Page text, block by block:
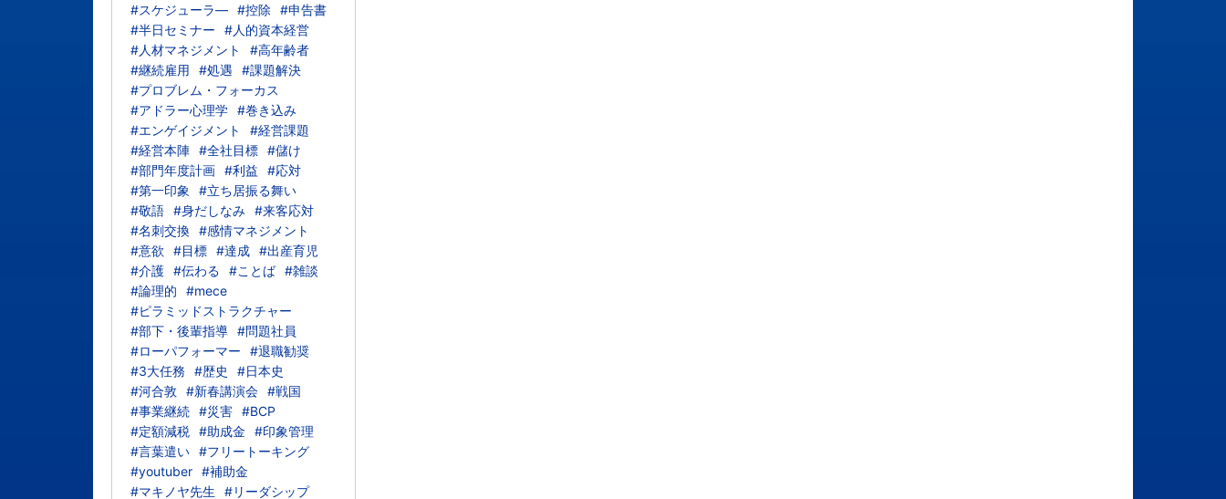
#スケジューラ― #控除
#申告書
#半日セミナー
#人的資本経営
#人材マネジメント
#高年齢者
#継続雇用
#処遇
#課題解決
#プロブレム・フォーカス
#アドラー心理学 #巻き込み
#エンゲイジメント
#経営課題
#経営本陣 #全社目標 #儲け
#部門年度計画 #利益
#応対
#第一印象
#立ち居振る舞い
#敬語 #身だしなみ #来客応対
#名刺交換 #感情マネジメント
#意欲
#目標 #達成 #出産育児
#介護 #伝わる #ことば #雑談
#論理的
#mece
#ピラミッドストラクチャー
#部下・後輩指導 #問題社員
#ローパフォーマー
#退職勧奨
#3大任務
#歴史
#日本史
#河合敦
#新春講演会 #戦国
#事業継続 #災害 #BCP
#定額減税 #助成金
#印象管理
#言葉遣い #フリートーキング
#youtuber #補助金
#マキノヤ先生
#リーダシップ